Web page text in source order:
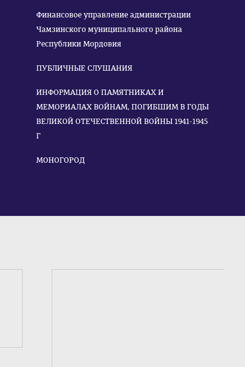
Финансовое управление администрации
Чамзинского муниципального района
Республики Мордовия
ПУБЛИЧНЫЕ СЛУШАНИЯ
ИНФОРМАЦИЯ О ПАМЯТНИКАХ И
МЕМОРИАЛАХ ВОЙНАМ, ПОГИБШИМ В ГОДЫ
ВЕЛИКОЙ ОТЕЧЕСТВЕННОЙ ВОЙНЫ 1941-1945
Г
МОНОГОРОД